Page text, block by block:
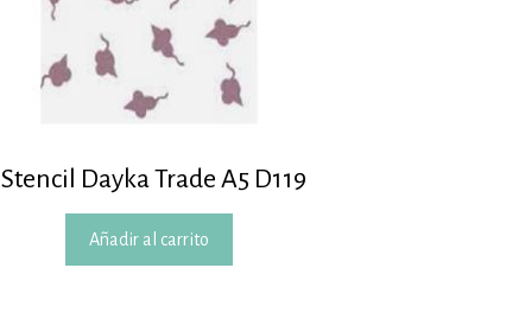
Stencil Dayka Trade A5 D119
Añadir al carrito